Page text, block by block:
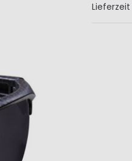
Lieferzeit